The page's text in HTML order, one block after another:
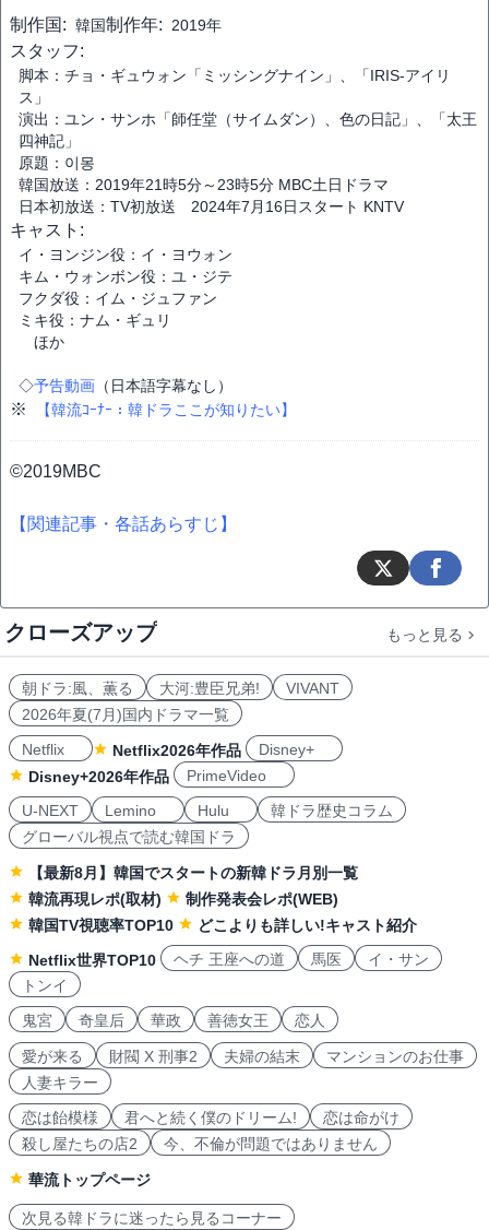
制作国: 韓国制作年: 2019年
スタッフ:
脚本：チョ・ギュウォン「ミッシングナイン」、「IRIS-アイリ
ス」
演出：ユン・サンホ「師任堂（サイムダン）、色の日記」、「太王
四神記」
原題：이몽
韓国放送：2019年21時5分～23時5分 MBC土日ドラマ
日本初放送：TV初放送 2024年7月16日スタート KNTV
キャスト:
イ・ヨンジン役：イ・ヨウォン
キム・ウォンボン役：ユ・ジテ
フクダ役：イム・ジュファン
ミキ役：ナム・ギュリ
ほか
◇予告動画 （日本語字幕なし）
※ 【韓流ｺｰﾅｰ：韓ドラここが知りたい】
©2019MBC
【関連記事・各話あらすじ】
クローズアップ もっと見る
朝ドラ:風、薫る 大河:豊臣兄弟!
VIVANT
2026年夏(7月)国内ドラマ一覧
Netflix
Netflix2026年作品
Disney+
Disney+2026年作品
PrimeVideo
U-NEXT
Lemino Hulu
韓ドラ歴史コラム
グローバル視点で読む韓国ドラ
【最新8月】韓国でスタートの新韓ドラ月別一覧
韓流再現レポ(取材)
制作発表会レポ(WEB)
韓国TV視聴率TOP10
どこよりも詳しい!キャスト紹介
Netflix世界TOP10
ヘチ 王座への道 馬医
イ・サン
トンイ
鬼宮
奇皇后 華政 善徳女王 恋人
愛が来る 財閥 X 刑事2 夫婦の結末
マンションのお仕事
人妻キラー
恋は飴模様
君へと続く僕のドリーム!
恋は命がけ
殺し屋たちの店2
今、不倫が問題ではありません
華流トップページ
次見る韓ドラに迷ったら見るコーナー